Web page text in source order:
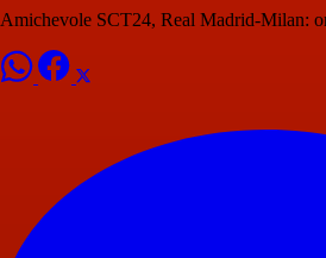
Amichevole SCT24, Real Madrid-Milan: